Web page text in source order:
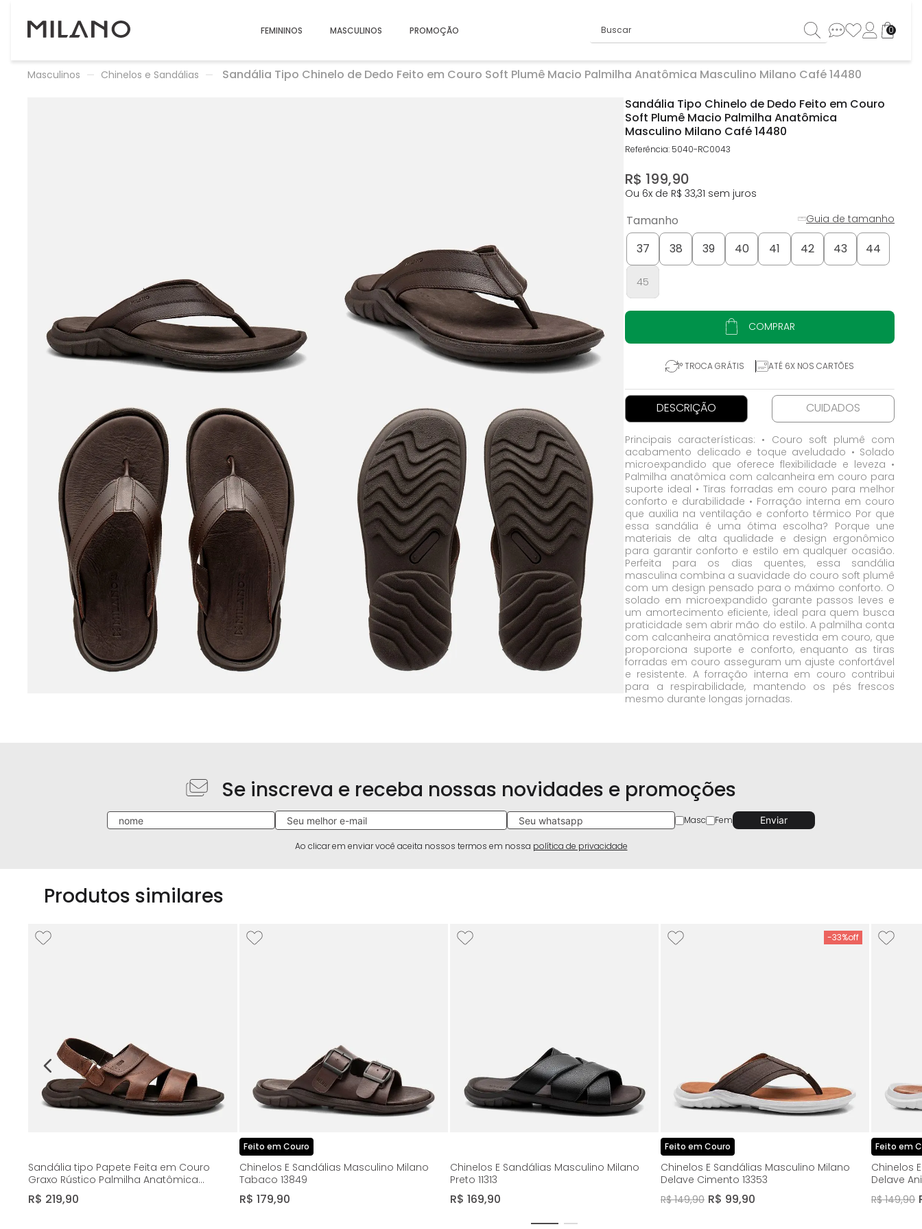
FEMININOS MASCULINOS PROMOÇÃO 0
Masculinos Chinelos e Sandálias
Sandália Tipo Chinelo de Dedo Feito em Couro Soft Plumê Macio Palmilha Anatômica Masculino Milano Café 14480
Sandália Tipo Chinelo de Dedo Feito em Couro
Soft Plumê Macio Palmilha Anatômica
Masculino Milano Café 14480
Referência: 5040-RC0043
R$ 199,90
Ou 6x de R$ 33,31 sem juros
Tamanho
37
38 39 40 41 42 43 44
45
Guia de tamanho
COMPRAR
1° TROCA GRÁTIS ATÉ 6X NOS CARTÕES
DESCRIÇÃO CUIDADOS
Principais características: • Couro soft plumê com
acabamento delicado e toque aveludado • Solado
microexpandido que oferece flexibilidade e leveza •
Palmilha anatômica com calcanheira em couro para
suporte ideal • Tiras forradas em couro para melhor
conforto e durabilidade • Forração interna em couro
que auxilia na ventilação e conforto térmico Por que
essa sandália é uma ótima escolha? Porque une
materiais de alta qualidade e design ergonômico
para garantir conforto e estilo em qualquer ocasião.
Perfeita para os dias quentes, essa sandália
masculina combina a suavidade do couro soft plumê
com um design pensado para o máximo conforto. O
solado em microexpandido garante passos leves e
um amortecimento eficiente, ideal para quem busca
praticidade sem abrir mão do estilo. A palmilha conta
com calcanheira anatômica revestida em couro, que
proporciona suporte e conforto, enquanto as tiras
forradas em couro asseguram um ajuste confortável
e resistente. A forração interna em couro contribui
para a respirabilidade, mantendo os pés frescos
mesmo durante longas jornadas.
Se inscreva e receba nossas novidades e promoções
Masc Fem
Ao clicar em enviar você aceita nossos termos em nossa política de privacidade
Produtos similares
Sandália tipo Papete Feita em Couro
Graxo Rústico Palmilha Anatômica
Masculino Milano Sahara 14481
R$ 219,90
Feito em Couro
Chinelos E Sandálias Masculino Milano
Tabaco 13849
R$ 179,90
Chinelos E Sandálias Masculino Milano
Preto 11313
R$ 169,90
-33%
Feito em Couro
Chinelos E Sandálias Masculino Milano
Delave Cimento 13353
R$ 149,90 R$ 99,90
Feito em
Chinelos
Delave
R$ 149,90